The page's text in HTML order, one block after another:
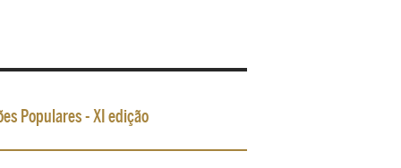
Populares - XI edição